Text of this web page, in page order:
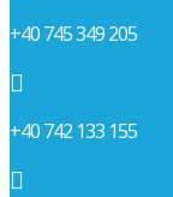
+40 745 349 205

+40 742 133 155
